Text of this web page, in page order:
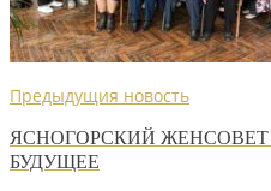
Предыдущия новость
ЯСНОГОРСКИЙ
БУДУЩЕЕ